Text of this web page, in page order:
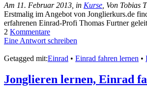
Am 11. Februar 2013, in Kurse , Von Tobias
Erstmalig im Angebot von Jonglierkurs.de
erfahrenen Einrad-Profi Thomas Furtner
2 Kommentare
Eine Antwort schreiben
Getagged mit:Einrad • Einrad fahren lernen •
Jonglieren lernen, Einrad